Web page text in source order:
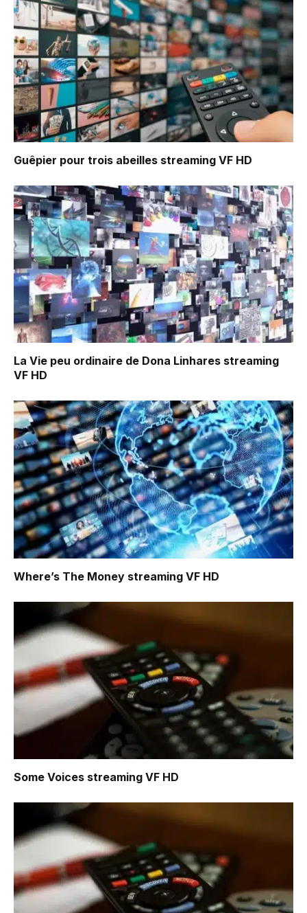
Guêpier pour trois abeilles streaming VF HD
La Vie peu ordinaire de Dona Linhares streaming
VF HD
Where’s The Money streaming VF HD
Some Voices streaming VF HD